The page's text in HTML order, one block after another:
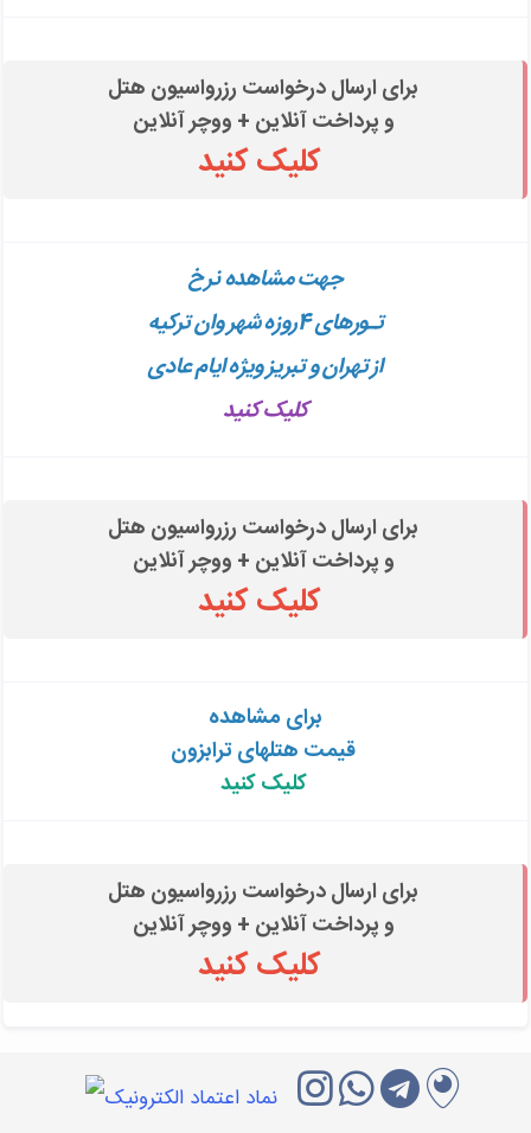
برای ارسال درخواست رزرواسیون هتل
و پرداخت آنلاین + ووچر آنلاین
جهت مشاهدهنرخ
تـورهای 4روزه
شهر وان ترکیه
از تهران و تبریز ویژه ایام عادی
کلیک کنید
برای ارسال درخواست رزرواسیون هتل
و پرداخت آنلاین + ووچر آنلاین
برای مشاهده
کلیک کنید
برای ارسال درخواست رزرواسیون هتل
و پرداخت آنلاین + ووچر آنلاین